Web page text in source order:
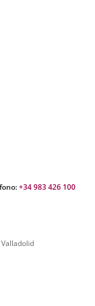
+34 983 426 100